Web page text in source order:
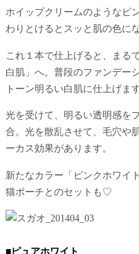
ホイップクリームのようなピ
わりとけるとスッと肌の色に
これ１本で仕上げると、まる
白肌」へ。普段のファンデー
トーン明るい白肌に仕上げます
光を受けて、明るい透明感を
合。光を散乱させて、毛穴や
ーカス効果があります。
新たなカラー「ピンクホワイ
猫ポーチとのセットも♡
■ピュアホワイト